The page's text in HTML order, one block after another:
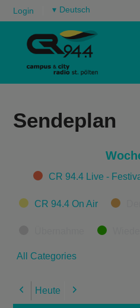
Login ▾
Sendeplan
CategoriesCR 94.4 Live -
CR 94.4 On Air
All Categories
Previous
Heute Next